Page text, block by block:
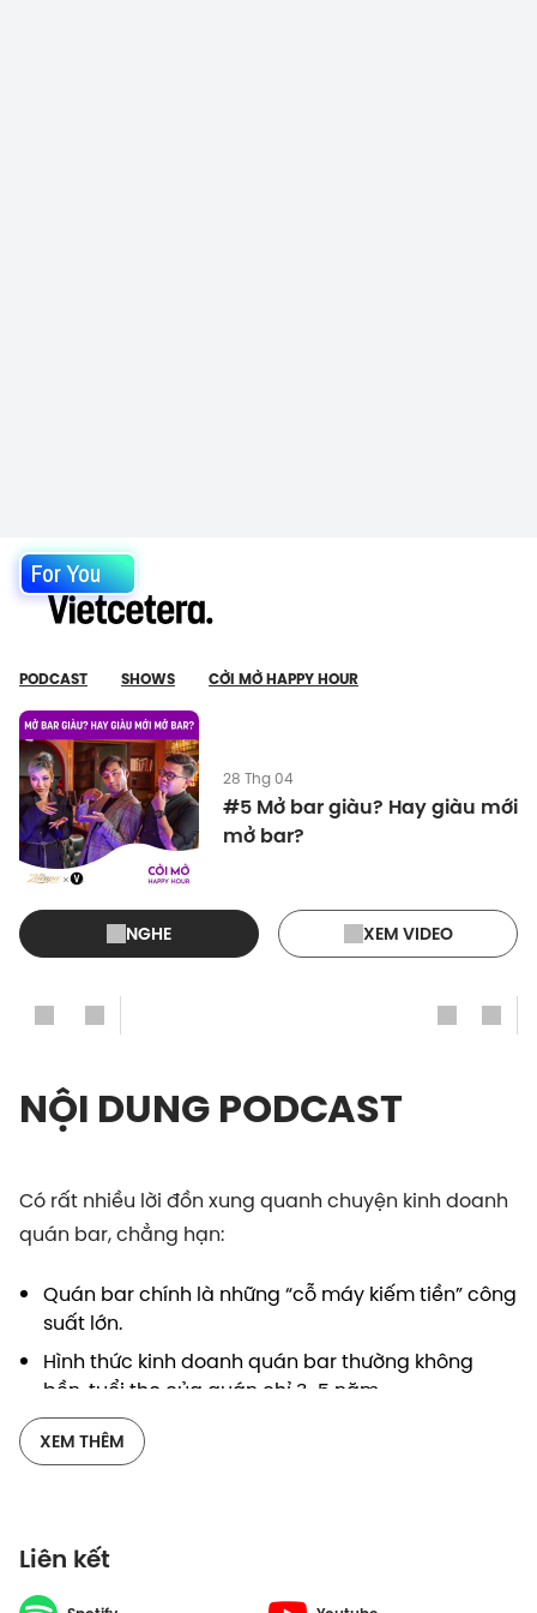
For You
PODCAST SHOWS CỞI MỞ HAPPY HOUR
28 Thg 04
#5 Mở bar giàu? Hay giàu mới
mở bar?
NGHE XEM VIDEO
NỘI DUNG PODCAST
Có rất nhiều lời đồn xung quanh chuyện kinh doanh
quán bar, chẳng hạn:
Quán bar chính là những “cỗ máy kiếm tiền” công
suất lớn.
Hình thức kinh doanh quán bar thường không
bền, tuổi thọ của quán chỉ 3-5 năm.
Không gian, cấu trúc bài trí bên trong là quan
trọng nhất, không quan trọng địa điểm.
Cởi Mở Happy Hour tập 5, Dustin, Minh Trang và
XEM THÊM
Liên kết